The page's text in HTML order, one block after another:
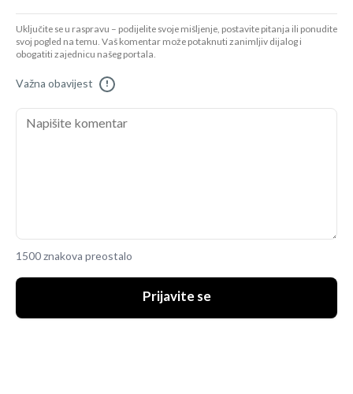
Uključite se u raspravu – podijelite svoje mišljenje, postavite pitanja ili ponudite
svoj pogled na temu. Vaš komentar može potaknuti zanimljiv dijalog i
obogatiti zajednicu našeg portala.
Važna obavijest !
1500 znakova preostalo
Prijavite se